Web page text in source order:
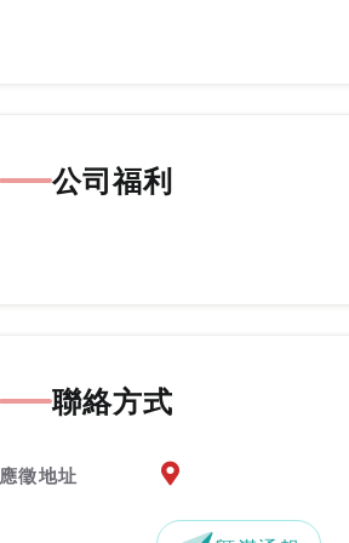
公司福利
聯絡方式
應徵地址 應徵地址地圖『另開新